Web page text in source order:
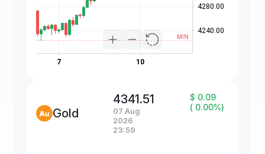
Gold
4341.51
07 Aug
2026
23:59
$ 0.09
( 0.00%)